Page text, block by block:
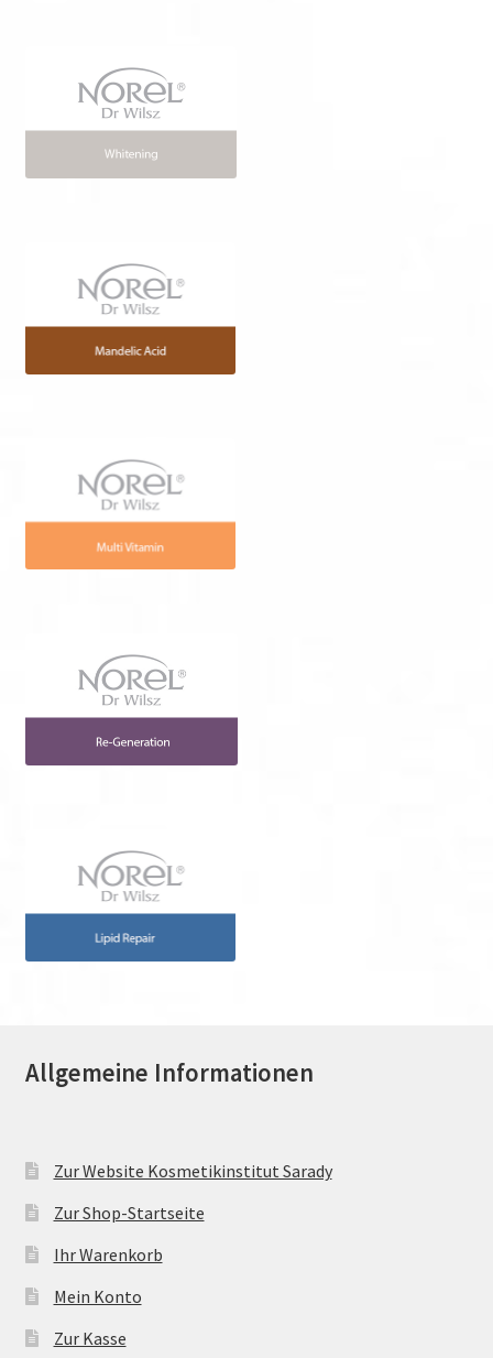
Allgemeine Informationen
Zur Website Kosmetikinstitut Sarady
Zur Shop-Startseite
Ihr Warenkorb
Mein Konto
Zur Kasse